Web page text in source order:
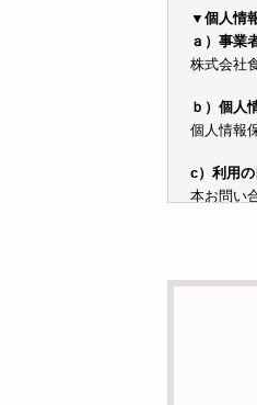
▼個人情
ａ）事業
株式会社
ｂ）個人
個人情報
c）利用
本お問い
本人の同
個人情